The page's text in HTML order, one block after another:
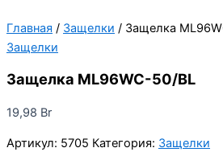
Главная / Защелки / Защелка
Защелки
Защелка ML96WC-50/BL
19,98 Br
Артикул: 5705 Категория: Защелки